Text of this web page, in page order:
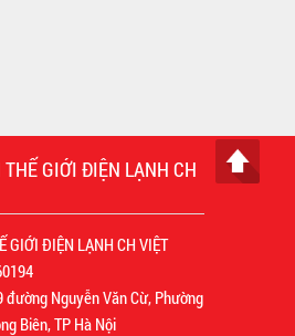
GIỚI ĐIỆN LẠNH CH
GIỚI ĐIỆN LẠNH CH VIỆT
đường Nguyễn Văn Cừ, Phường
Biên, TP Hà Nội